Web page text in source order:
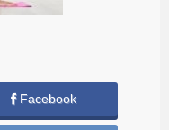
Facebook